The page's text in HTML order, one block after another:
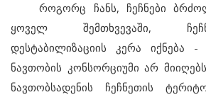
როგორც ჩანს, ჩეჩნები
ყოველ შემთხვევაში,
დესტაბილიზაციის კერა იქნება
ნავთობის კონსორციუმი არ
ნავთობსადენის ჩეჩნეთის